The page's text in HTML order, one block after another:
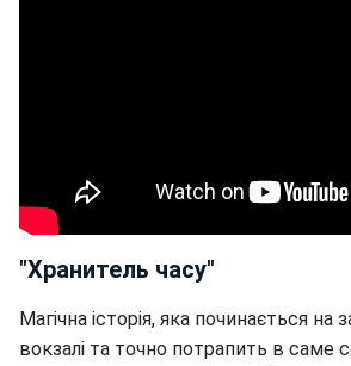
"Хранитель часу"
Магічна історія, яка починається на
вокзалі та точно потрапить в саме